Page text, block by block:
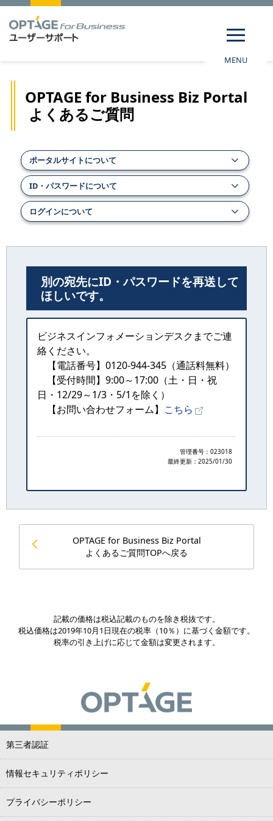
MENU
OPTAGE for Business Biz Portal
よくあるご質問
ポータルサイトについて
ID・パスワードについて
ログインについて
別の宛先にID・パスワードを再送して
ほしいです。
ビジネスインフォメーションデスクまでご連
絡ください。
【電話番号】0120-944-345（通話料無料）
【受付時間】9:00～17:00（土・日・祝
日・12/29～1/3・5/1を除く）
【お問い合わせフォーム】 こちら
管理番号：023018
最終更新：2025/01/30
OPTAGE for Business Biz Portal
よくあるご質問TOPへ戻る
記載の価格は税込記載のものを除き税抜です。
税込価格は2019年10月1日現在の税率（10％）に基づく金額です。
税率の引き上げに応じて金額は変更されます。
第三者認証
情報セキュリティポリシー
プライバシーポリシー